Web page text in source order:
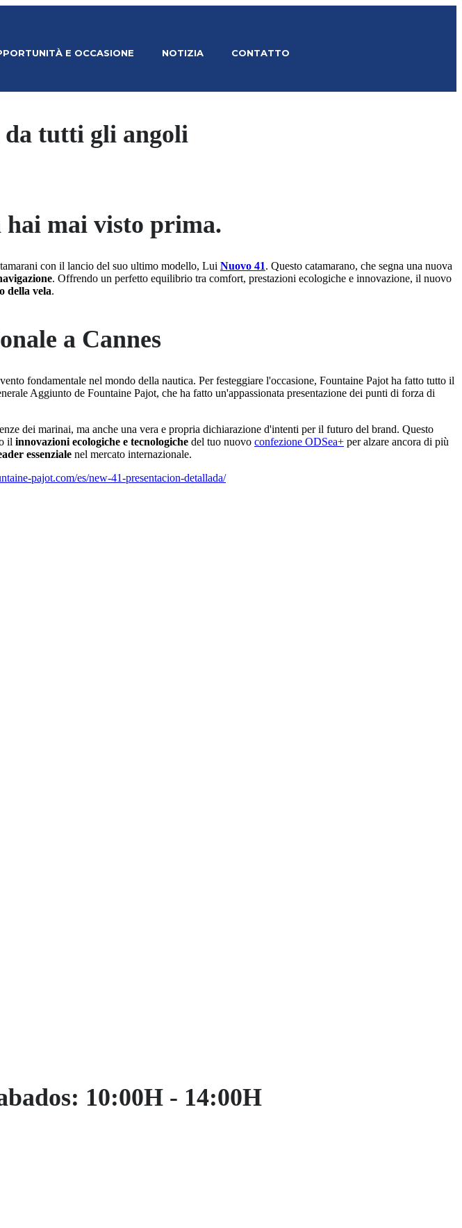
E OCCASIONE NOTIZIA CONTATTO
da tutti gli angoli
hai mai visto prima.
con il lancio del suo ultimo modello, Lui Nuovo 41. Questo catamarano, che segna una nuova
. Offrendo un perfetto equilibrio tra comfort, prestazioni ecologiche e innovazione, il nuovo
della vela.
a Cannes
fondamentale nel mondo della nautica. Per festeggiare l'occasione, Fountaine Pajot ha fatto tutto il
Aggiunto de Fountaine Pajot, che ha fatto un'appassionata presentazione dei punti di forza di
dei marinai, ma anche una vera e propria dichiarazione d'intenti per il futuro del brand. Questo
il innovazioni ecologiche e tecnologiche del tuo nuovo confezione ODSea+ per alzare ancora di più
essenziale nel mercato internazionale.
pajot.com/es/new-41-presentacion-detallada/
10:00H - 14:00H